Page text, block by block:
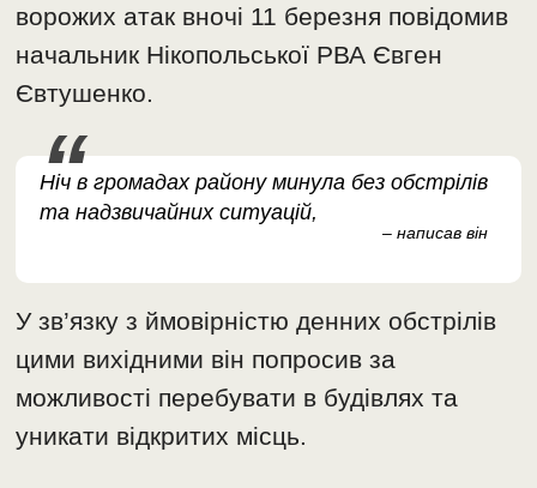
ворожих атак вночі 11 березня повідомив
начальник Нікопольської РВА Євген
Євтушенко.
Ніч в громадах району минула без обстрілів
та надзвичайних ситуацій,
– написав він
У зв’язку з ймовірністю денних обстрілів
цими вихідними він попросив за
можливості перебувати в будівлях та
уникати відкритих місць.